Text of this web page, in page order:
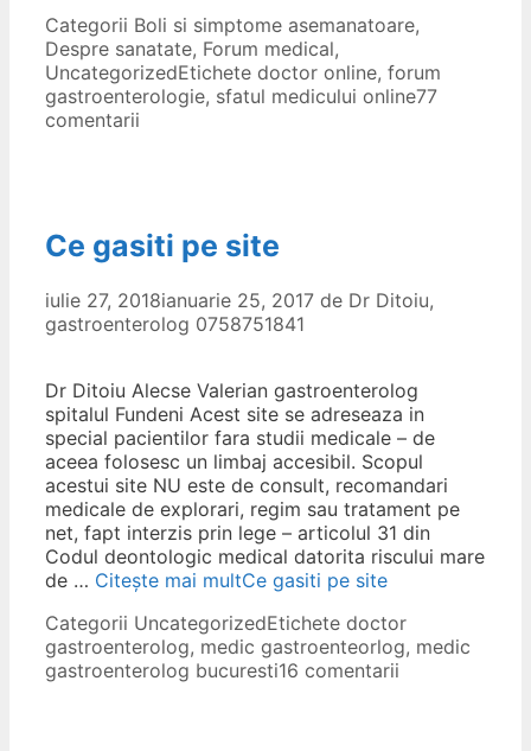
Categorii Boli si simptome asemanatoare,
Despre sanatate, Forum medical,
UncategorizedEtichete doctor online, forum
gastroenterologie, sfatul medicului online77
comentarii
Ce gasiti pe site
iulie 27, 2018ianuarie 25, 2017 de Dr Ditoiu,
gastroenterolog 0758751841
Dr Ditoiu Alecse Valerian gastroenterolog
spitalul Fundeni Acest site se adreseaza in
special pacientilor fara studii medicale – de
aceea folosesc un limbaj accesibil. Scopul
acestui site NU este de consult, recomandari
medicale de explorari, regim sau tratament pe
net, fapt interzis prin lege – articolul 31 din
Codul deontologic medical datorita riscului mare
de … Citește mai multCe gasiti pe site
Categorii UncategorizedEtichete doctor
gastroenterolog, medic gastroenteorlog, medic
gastroenterolog bucuresti16 comentarii